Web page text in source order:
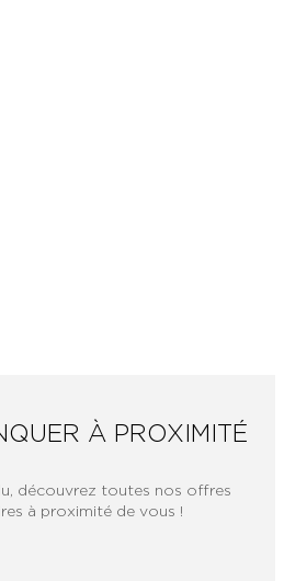
À PROXIMITÉ
découvrez toutes nos offres
à proximité de vous !